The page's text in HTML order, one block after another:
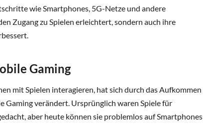
wie Smartphones, 5G-Netze und andere
Zugang zu Spielen erleichtert, sondern auch ihre
Gaming
mit Spielen interagieren, hat sich durch das Aufkommen
Gaming verändert. Ursprünglich waren Spiele für
aber heute können sie problemlos auf Smartphones